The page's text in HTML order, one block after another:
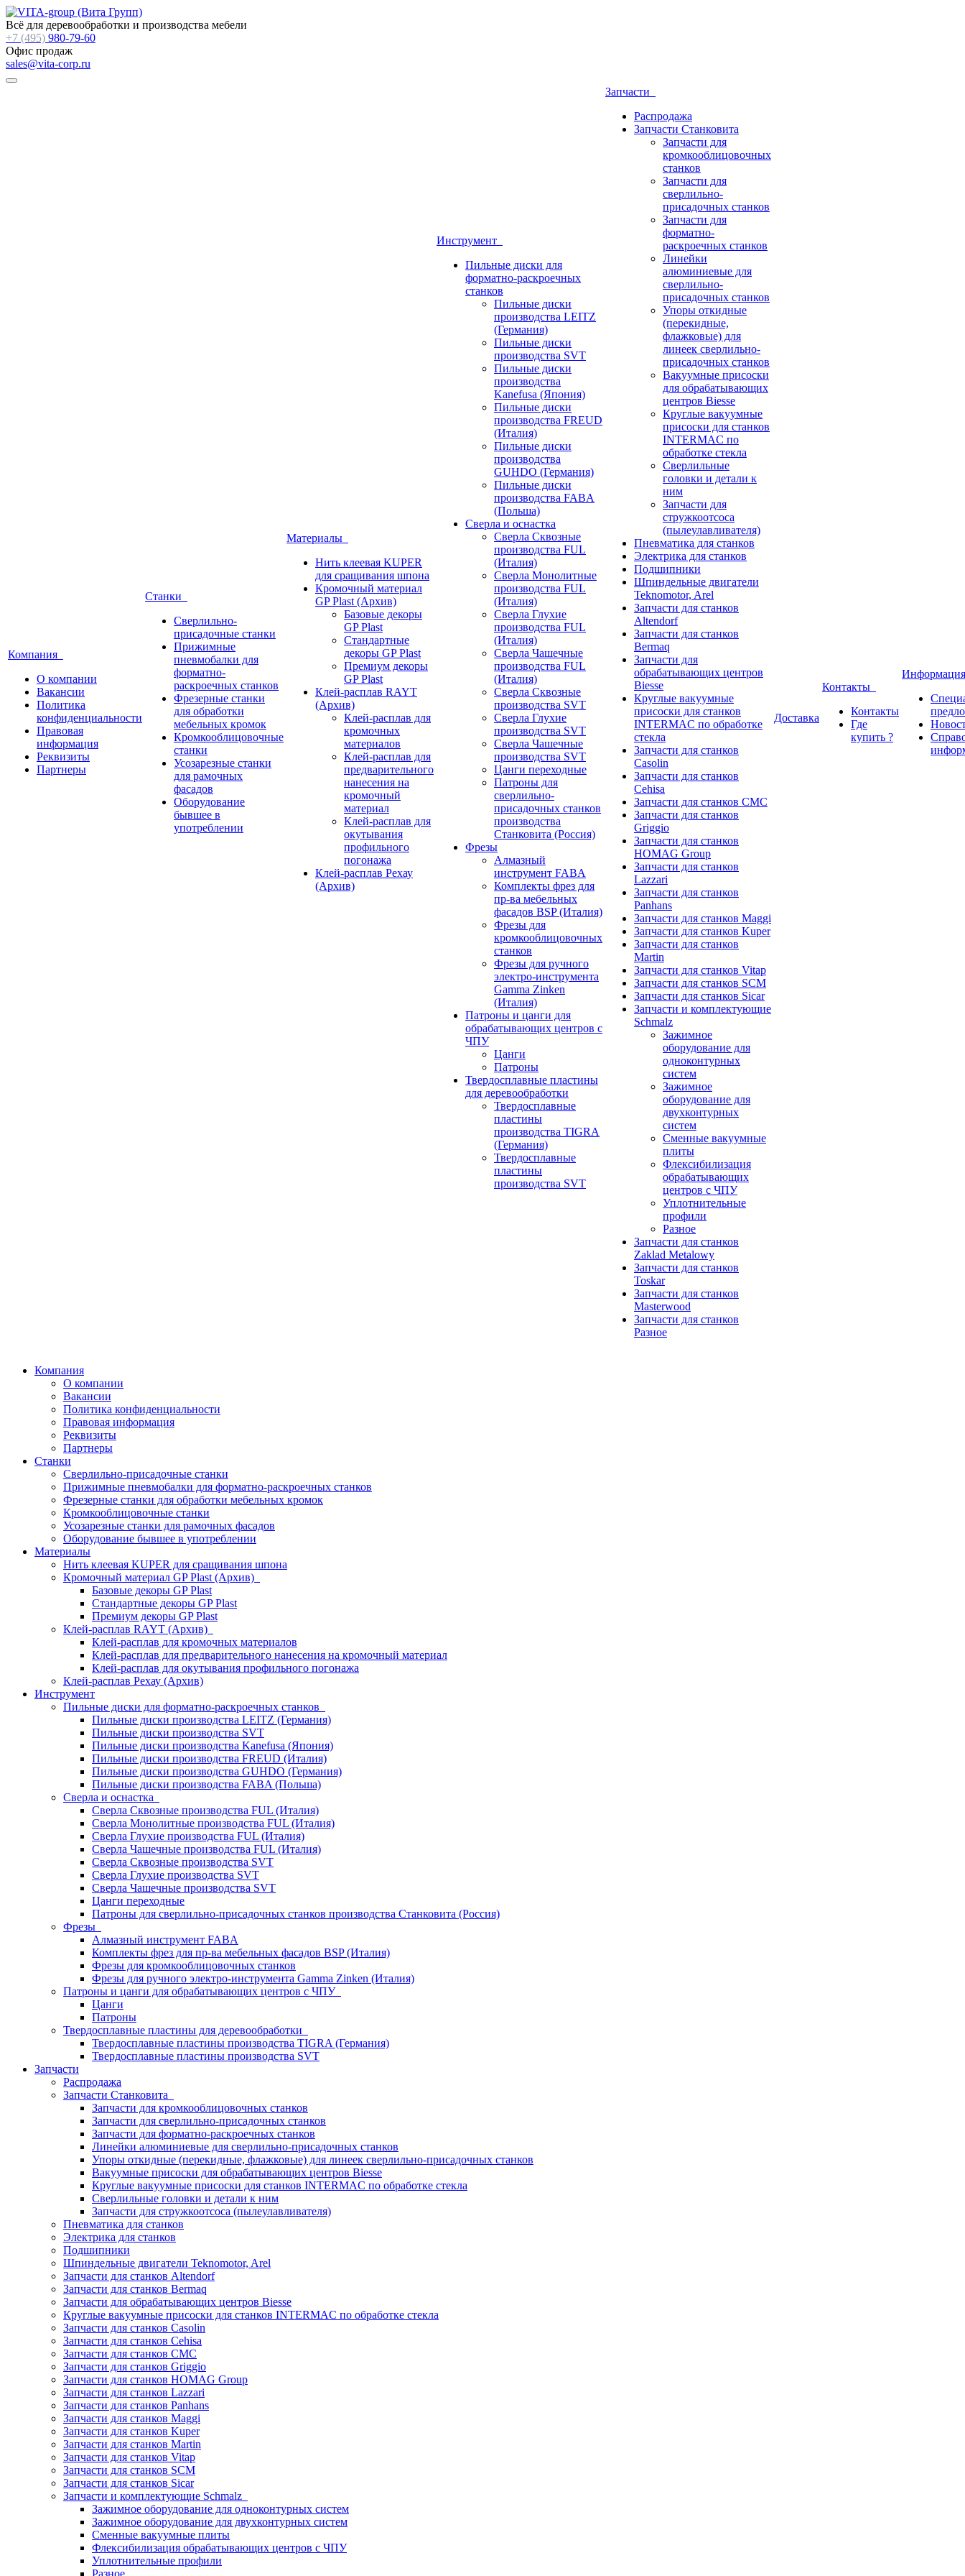
Всё для деревообработки и производства мебели
+7 (495) 980-79-60
Офис продаж
sales@vita-corp.ru
Компания
О компании
Вакансии
Политика
конфиденциальности
Правовая
информация
Реквизиты
Партнеры
Станки
Сверлильно-
присадочные станки
Прижимные
пневмобалки для
форматно-
раскроечных станков
Фрезерные станки
для обработки
мебельных кромок
Кромкооблицовочные
станки
Усозарезные станки
для рамочных
фасадов
Оборудование
бывшее в
употреблении
Материалы
Нить клеевая KUPER
для сращивания шпона
Кромочный материал
GP Plast (Архив)
Базовые декоры
GP Plast
Стандартные
декоры GP Plast
Премиум декоры
GP Plast
Клей-расплав RAYT
(Архив)
Клей-расплав для
кромочных
материалов
Клей-расплав для
предварительного
нанесения на
кромочный
материал
Клей-расплав для
окутывания
профильного
погонажа
Клей-расплав Рехау
(Архив)
Инструмент
Пильные диски для
форматно-раскроечных
станков
Пильные диски
производства LEITZ
(Германия)
Пильные диски
производства SVT
Пильные диски
производства
Kanefusa (Япония)
Пильные диски
производства FREUD
(Италия)
Пильные диски
производства
GUHDO (Германия)
Пильные диски
производства FABA
(Польша)
Сверла и оснастка
Сверла Сквозные
производства FUL
(Италия)
Сверла Монолитные
производства FUL
(Италия)
Сверла Глухие
производства FUL
(Италия)
Сверла Чашечные
производства FUL
(Италия)
Сверла Сквозные
производства SVT
Сверла Глухие
производства SVT
Сверла Чашечные
производства SVT
Цанги переходные
Патроны для
сверлильно-
присадочных станков
производства
Станковита (Россия)
Фрезы
Алмазный
инструмент FABA
Комплекты фрез для
пр-ва мебельных
фасадов BSP (Италия)
Фрезы для
кромкооблицовочных
станков
Фрезы для ручного
электро-инструмента
Gamma Zinken
(Италия)
Патроны и цанги для
обрабатывающих центров с
ЧПУ
Цанги
Патроны
Твердосплавные пластины
для деревообработки
Твердосплавные
пластины
производства TIGRA
(Германия)
Твердосплавные
пластины
производства SVT
Запчасти
Распродажа
Запчасти Станковита
Запчасти для
кромкооблицовочных
станков
Запчасти для
сверлильно-
присадочных станков
Запчасти для
форматно-
раскроечных станков
Линейки
алюминиевые для
сверлильно-
присадочных станков
Упоры откидные
(перекидные,
флажковые) для
линеек сверлильно-
присадочных станков
Вакуумные присоски
для обрабатывающих
центров Biesse
Круглые вакуумные
присоски для станков
INTERMAC по
обработке стекла
Сверлильные
головки и детали к
ним
Запчасти для
стружкоотсоса
(пылеулавливателя)
Пневматика для станков
Электрика для станков
Подшипники
Шпиндельные двигатели
Teknomotor, Arel
Запчасти для станков
Altendorf
Запчасти для станков
Bermaq
Запчасти для
обрабатывающих центров
Biesse
Круглые вакуумные
присоски для станков
INTERMAC по обработке
стекла
Запчасти для станков
Casolin
Запчасти для станков
Cehisa
Запчасти для станков CMC
Запчасти для станков
Griggio
Запчасти для станков
HOMAG Group
Запчасти для станков
Lazzari
Запчасти для станков
Panhans
Запчасти для станков Maggi
Запчасти для станков Kuper
Запчасти для станков
Martin
Запчасти для станков Vitap
Запчасти для станков SCM
Запчасти для станков Sicar
Запчасти и комплектующие
Schmalz
Зажимное
оборудование для
одноконтурных
систем
Зажимное
оборудование для
двухконтурных
систем
Сменные вакуумные
плиты
Флексибилизация
обрабатывающих
центров с ЧПУ
Уплотнительные
профили
Разное
Запчасти для станков
Zaklad Metalowy
Запчасти для станков
Toskar
Запчасти для станков
Masterwood
Запчасти для станков
Разное
Доставка
Контакты
Контакты
Где
купить ?
Компания
О компании
Вакансии
Политика конфиденциальности
Правовая информация
Реквизиты
Партнеры
Станки
Сверлильно-присадочные станки
Прижимные пневмобалки для форматно-раскроечных станков
Фрезерные станки для обработки мебельных кромок
Кромкооблицовочные станки
Усозарезные станки для рамочных фасадов
Оборудование бывшее в употреблении
Материалы
Нить клеевая KUPER для сращивания шпона
Кромочный материал GP Plast (Архив)
Базовые декоры GP Plast
Стандартные декоры GP Plast
Премиум декоры GP Plast
Клей-расплав RAYT (Архив)
Клей-расплав для кромочных материалов
Клей-расплав для предварительного нанесения на кромочный материал
Клей-расплав для окутывания профильного погонажа
Клей-расплав Рехау (Архив)
Инструмент
Пильные диски для форматно-раскроечных станков
Пильные диски производства LEITZ (Германия)
Пильные диски производства SVT
Пильные диски производства Kanefusa (Япония)
Пильные диски производства FREUD (Италия)
Пильные диски производства GUHDO (Германия)
Пильные диски производства FABA (Польша)
Сверла и оснастка
Сверла Сквозные производства FUL (Италия)
Сверла Монолитные производства FUL (Италия)
Сверла Глухие производства FUL (Италия)
Сверла Чашечные производства FUL (Италия)
Сверла Сквозные производства SVT
Сверла Глухие производства SVT
Сверла Чашечные производства SVT
Цанги переходные
Патроны для сверлильно-присадочных станков производства Станковита (Россия)
Фрезы
Алмазный инструмент FABA
Комплекты фрез для пр-ва мебельных фасадов BSP (Италия)
Фрезы для кромкооблицовочных станков
Фрезы для ручного электро-инструмента Gamma Zinken (Италия)
Патроны и цанги для обрабатывающих центров с ЧПУ
Цанги
Патроны
Твердосплавные пластины для деревообработки
Твердосплавные пластины производства TIGRA (Германия)
Твердосплавные пластины производства SVT
Запчасти
Распродажа
Запчасти Станковита
Запчасти для кромкооблицовочных станков
Запчасти для сверлильно-присадочных станков
Запчасти для форматно-раскроечных станков
Линейки алюминиевые для сверлильно-присадочных станков
Упоры откидные (перекидные, флажковые) для линеек сверлильно-присадочных станков
Вакуумные присоски для обрабатывающих центров Biesse
Круглые вакуумные присоски для станков INTERMAC по обработке стекла
Сверлильные головки и детали к ним
Запчасти для стружкоотсоса (пылеулавливателя)
Пневматика для станков
Электрика для станков
Подшипники
Шпиндельные двигатели Teknomotor, Arel
Запчасти для станков Altendorf
Запчасти для станков Bermaq
Запчасти для обрабатывающих центров Biesse
Круглые вакуумные присоски для станков INTERMAC по обработке стекла
Запчасти для станков Casolin
Запчасти для станков Cehisa
Запчасти для станков CMC
Запчасти для станков Griggio
Запчасти для станков HOMAG Group
Запчасти для станков Lazzari
Запчасти для станков Panhans
Запчасти для станков Maggi
Запчасти для станков Kuper
Запчасти для станков Martin
Запчасти для станков Vitap
Запчасти для станков SCM
Запчасти для станков Sicar
Запчасти и комплектующие Schmalz
Зажимное оборудование для одноконтурных систем
Зажимное оборудование для двухконтурных систем
Сменные вакуумные плиты
Флексибилизация обрабатывающих центров с ЧПУ
Уплотнительные профили
Разное